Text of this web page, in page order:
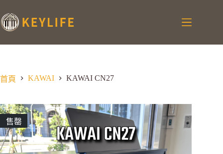
首頁 KAWAI KAWAI CN27
售罄